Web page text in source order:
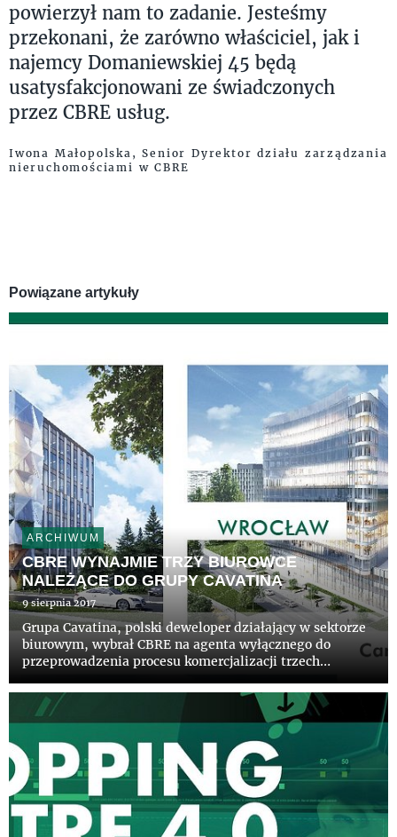
powierzył nam to zadanie. Jesteśmy
przekonani, że zarówno właściciel, jak i
najemcy Domaniewskiej 45 będą
usatysfakcjonowani ze świadczonych
przez CBRE usług.
Iwona Małopolska, Senior Dyrektor działu zarządzania
nieruchomościami w CBRE
Powiązane artykuły
ARCHIWUM
CBRE WYNAJMIE TRZY BIUROWCE
NALEŻĄCE DO GRUPY CAVATINA
9 sierpnia 2017
Grupa Cavatina, polski deweloper działający w sektorze
biurowym, wybrał CBRE na agenta wyłącznego do
przeprowadzenia procesu komercjalizacji trzech
mkw) w Krakowie, Carbon Tower (ponad 19 tys. mkw) i
Diamentum Office (...